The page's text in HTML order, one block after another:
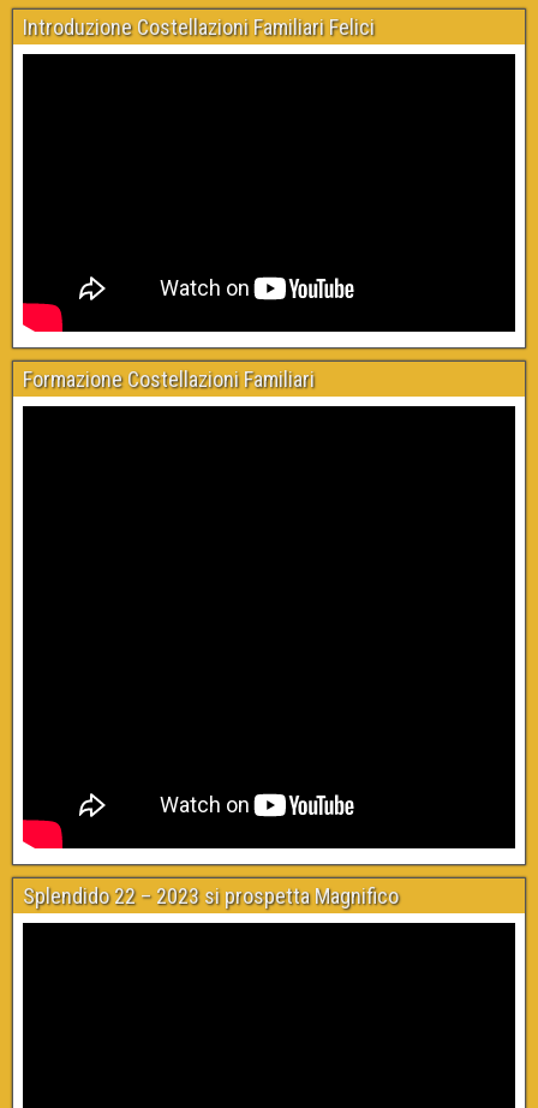
Introduzione Costellazioni Familiari Felici
Formazione Costellazioni Familiari
Splendido 22 – 2023 si prospetta Magnifico